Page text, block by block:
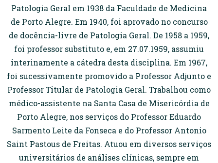
Patologia Geral em 1938 da Faculdade de Medicina
de Porto Alegre. Em 1940, foi aprovado no concurso
de docência-livre de Patologia Geral. De 1958 a 1959,
foi professor substituto e, em 27.07.1959, assumiu
interinamente a cátedra desta disciplina. Em 1967,
foi sucessivamente promovido a Professor Adjunto e
Professor Titular de Patologia Geral. Trabalhou como
médico-assistente na Santa Casa de Misericórdia de
Porto Alegre, nos serviços do Professor Eduardo
Sarmento Leite da Fonseca e do Professor Antonio
Saint Pastous de Freitas. Atuou em diversos serviços
universitários de análises clínicas, sempre em